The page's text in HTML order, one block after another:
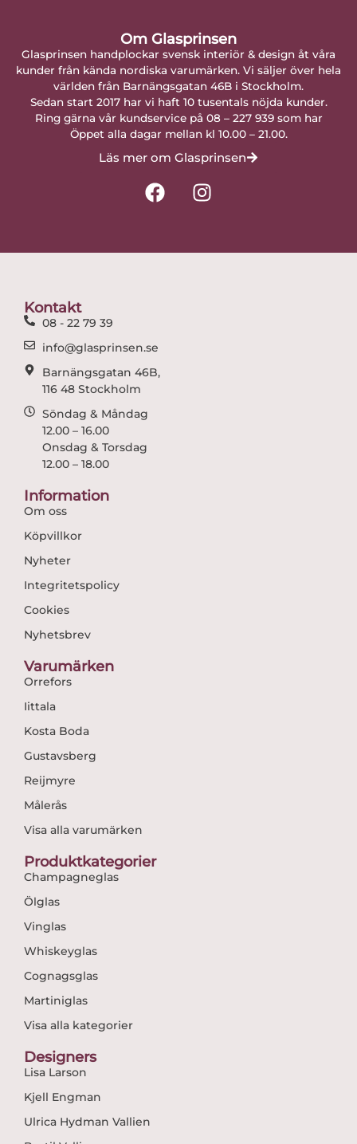
Om Glasprinsen
Glasprinsen handplockar svensk interiör & design åt våra
kunder från kända nordiska varumärken. Vi säljer över hela
världen från Barnängsgatan 46B i Stockholm.
Sedan start 2017 har vi haft 10 tusentals nöjda kunder.
Ring gärna vår kundservice på 08 – 227 939 som har
Öppet alla dagar mellan kl 10.00 – 21.00.
Läs mer om Glasprinsen
F
a
I
n
Kontakt
08 - 22 79 39
info@glasprinsen.se
Barnängsgatan 46B,
116 48 Stockholm
Söndag & Måndag
12.00 – 16.00
Onsdag & Torsdag
12.00 – 18.00
Information
Om oss
Köpvillkor
Nyheter
Integritetspolicy
Cookies
Nyhetsbrev
Varumärken
Orrefors
Iittala
Kosta Boda
Gustavsberg
Reijmyre
Målerås
Visa alla varumärken
Produktkategorier
Champagneglas
Ölglas
Vinglas
Whiskeyglas
Cognagsglas
Martiniglas
Visa alla kategorier
Designers
Lisa Larson
Kjell Engman
Ulrica Hydman Vallien